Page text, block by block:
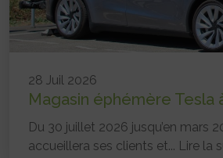
28 Juil 2026
Magasin éphémère Tesla
Du 30 juillet 2026 jusqu’en mars
accueillera ses clients et... Lire la